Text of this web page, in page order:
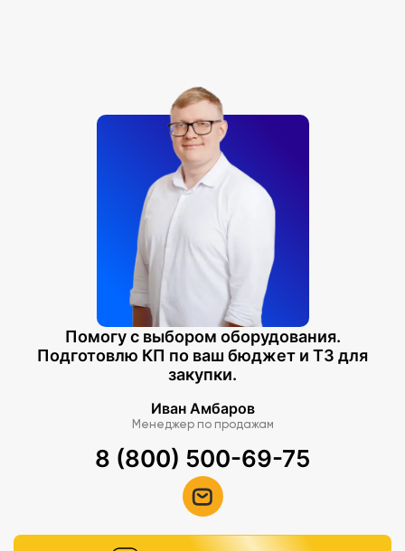
Помогу с выбором оборудования.
Подготовлю КП по ваш бюджет и ТЗ для
закупки.
Иван Амбаров
Менеджер по продажам
8 (800) 500-69-75